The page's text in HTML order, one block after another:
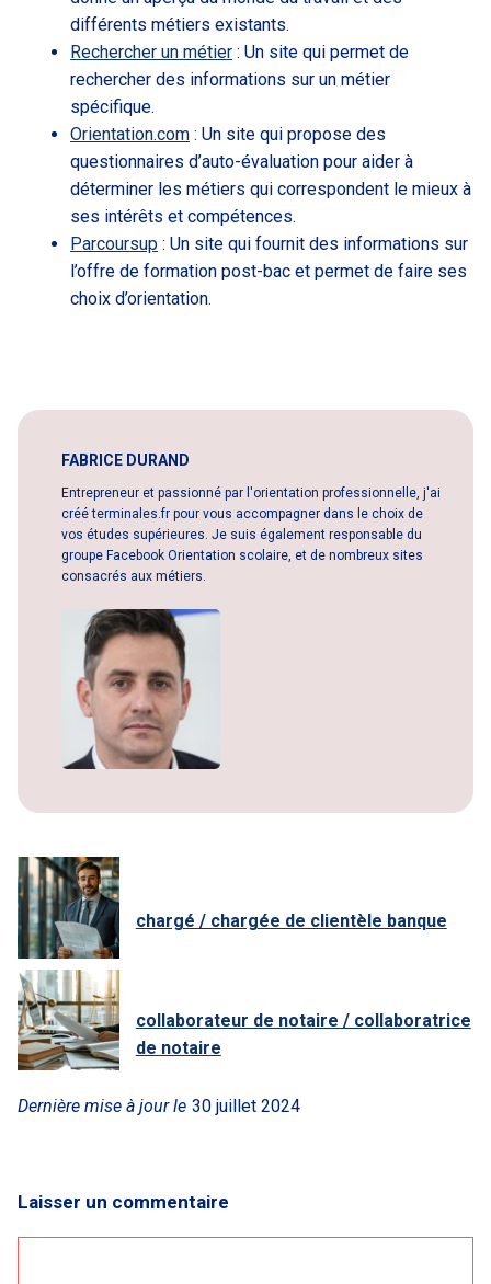
différents métiers existants.
Rechercher un métier : Un site qui permet de
rechercher des informations sur un métier
spécifique.
Orientation.com : Un site qui propose des
questionnaires d’auto-évaluation pour aider à
déterminer les métiers qui correspondent le mieux à
ses intérêts et compétences.
Parcoursup : Un site qui fournit des informations sur
l’offre de formation post-bac et permet de faire ses
choix d’orientation.
FABRICE DURAND
Entrepreneur et passionné par l'orientation professionnelle, j'ai
créé terminales.fr pour vous accompagner dans le choix de
vos études supérieures. Je suis également responsable du
groupe Facebook Orientation scolaire, et de nombreux sites
consacrés aux métiers.
chargé / chargée de clientèle banque
collaborateur de notaire / collaboratrice
de notaire
Dernière mise à jour le 30 juillet 2024
Laisser un commentaire